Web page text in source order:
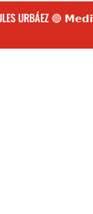
URBÁEZ 🔴